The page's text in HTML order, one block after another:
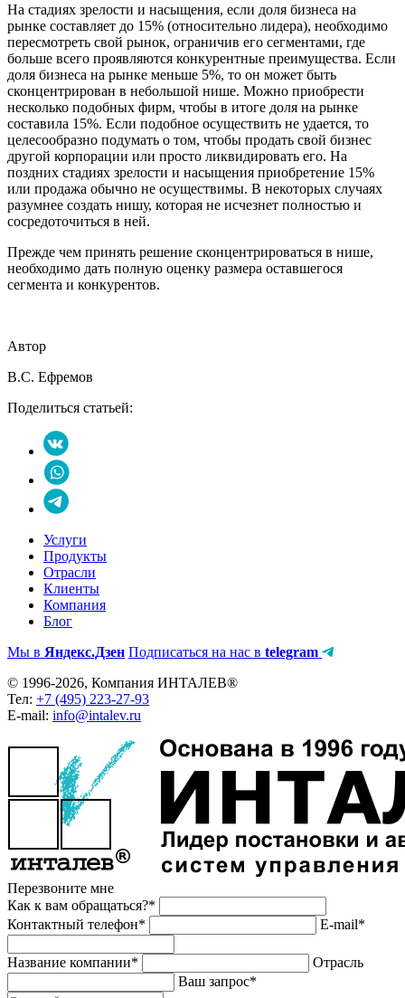
На стадиях зрелости и насыщения, если доля бизнеса на
рынке составляет до 15% (относительно лидера), необходимо
пересмотреть свой рынок, ограничив его сегментами, где
больше всего проявляются конкурентные преимущества. Если
доля бизнеса на рынке меньше 5%, то он может быть
сконцентрирован в небольшой нише. Можно приобрести
несколько подобных фирм, чтобы в итоге доля на рынке
составила 15%. Если подобное осуществить не удается, то
целесообразно подумать о том, чтобы продать свой бизнес
другой корпорации или просто ликвидировать его. На
поздних стадиях зрелости и насыщения приобретение 15%
или продажа обычно не осуществимы. В некоторых случаях
разумнее создать нишу, которая не исчезнет полностью и
сосредоточиться в ней.
Прежде чем принять решение сконцентрироваться в нише,
необходимо дать полную оценку размера оставшегося
сегмента и конкуpентов.
Автор
В.С. Ефремов
Поделиться статьей:
Услуги
Продукты
Отрасли
Клиенты
Компания
Блог
Мы в Яндекс.Дзен Подписаться на нас в telegram
© 1996-2026, Компания ИНТАЛЕВ®
Тел: +7 (495) 223-27-93
E-mail: info@intalev.ru
Перезвоните мне
Как к вам обращаться?*
Контактный телефон*
E-mail*
Название компании*
Отрасль
Ваш запрос*